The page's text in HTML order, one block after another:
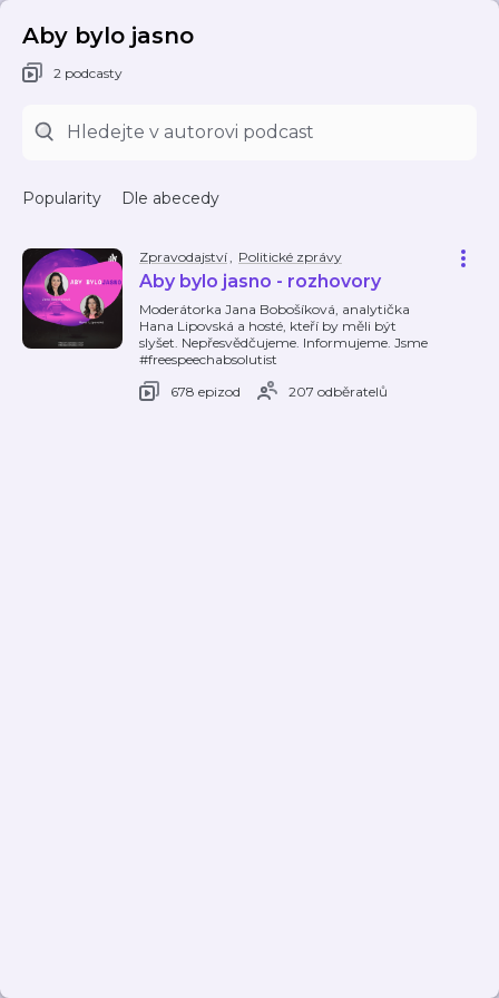
Aby bylo jasno
2 podcasty
Popularity Dle abecedy
Zpravodajství, Politické zprávy
Aby bylo jasno - rozhovory
Moderátorka Jana Bobošíková, analytička
Hana Lipovská a hosté, kteří by měli být
slyšet. Nepřesvědčujeme. Informujeme. Jsme
#freespeechabsolutist
678 epizod
207 odběratelů